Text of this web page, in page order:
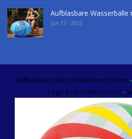
Aufblasbare
Jun 17 - 2023
Aufblasbare Wasserbälle bedrucken -
Logo bedrucken lassen -